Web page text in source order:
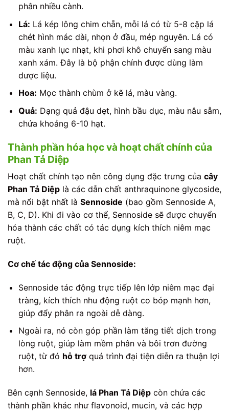
phân nhiều cành.
Lá: Lá kép lông chim chẵn, mỗi lá có từ 5-8 cặp lá
chét hình mác dài, nhọn ở đầu, mép nguyên. Lá có
màu xanh lục nhạt, khi phơi khô chuyển sang màu
xanh xám. Đây là bộ phận chính được dùng làm
dược liệu.
Hoa: Mọc thành chùm ở kẽ lá, màu vàng.
Quả: Dạng quả đậu dẹt, hình bầu dục, màu nâu sẫm,
chứa khoảng 6-10 hạt.
Thành phần hóa học và hoạt chất chính của
Phan Tả Diệp
Hoạt chất chính tạo nên công dụng đặc trưng của cây
Phan Tả Diệp là các dẫn chất anthraquinone glycoside,
mà nổi bật nhất là Sennoside (bao gồm Sennoside A,
B, C, D). Khi đi vào cơ thể, Sennoside sẽ được chuyển
hóa thành các chất có tác dụng kích thích niêm mạc
ruột.
Cơ chế tác động của Sennoside:
Sennoside tác động trực tiếp lên lớp niêm mạc đại
tràng, kích thích nhu động ruột co bóp mạnh hơn,
giúp đẩy phân ra ngoài dễ dàng.
Ngoài ra, nó còn góp phần làm tăng tiết dịch trong
lòng ruột, giúp làm mềm phân và bôi trơn đường
ruột, từ đó hỗ trợquá trình đại tiện diễn ra thuận lợi
hơn.
Bên cạnh Sennoside, lá Phan Tả Diệp còn chứa các
thành phần khác như flavonoid, mucin, và các hợp